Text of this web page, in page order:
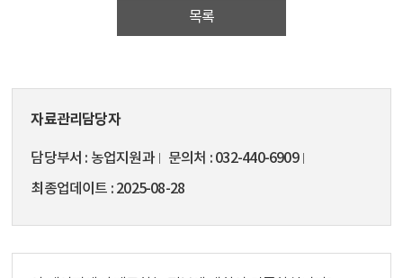
목록
자료관리담당자
담당부서 농업지원과 문의처
032-440-6909
최종업데이트
2025-08-28